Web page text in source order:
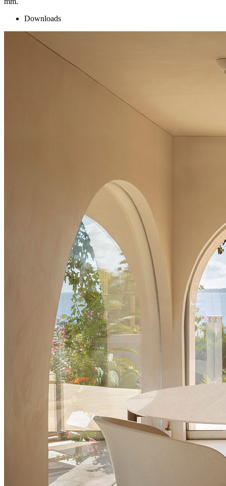
Downloads